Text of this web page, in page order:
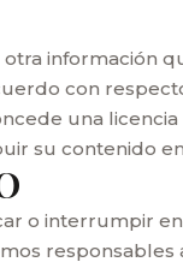
otra
con
una
su contenido
o interrumpir